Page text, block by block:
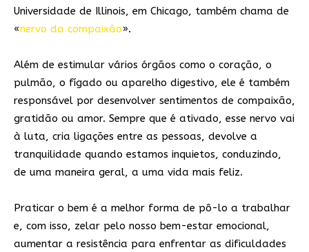
Universidade de Illinois, em Chicago, também chama de
«nervo da compaixão».
Além de estimular vários órgãos como o coração, o
pulmão, o fígado ou aparelho digestivo, ele é também
responsável por desenvolver sentimentos de compaixão,
gratidão ou amor. Sempre que é ativado, esse nervo vai
à luta, cria ligações entre as pessoas, devolve a
tranquilidade quando estamos inquietos, conduzindo,
de uma maneira geral, a uma vida mais feliz.
Praticar o bem é a melhor forma de pô-lo a trabalhar
e, com isso, zelar pelo nosso bem-estar emocional,
aumentar a resistência para enfrentar as dificuldades